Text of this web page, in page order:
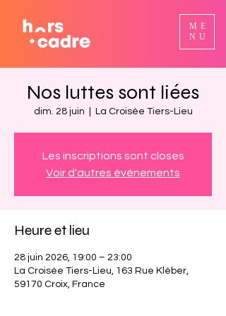
ME
NU
Nos luttes sont liées
dim. 28 juin La Croisée Tiers-Lieu
Les inscriptions sont closes
Voir d'autres événements
Heure et lieu
28 juin 2026, 19:00 – 23:00
La Croisée Tiers-Lieu, 163 Rue Kléber,
59170 Croix, France